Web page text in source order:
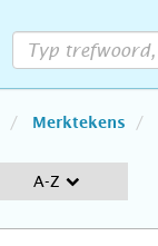
Merktekens
A-Z